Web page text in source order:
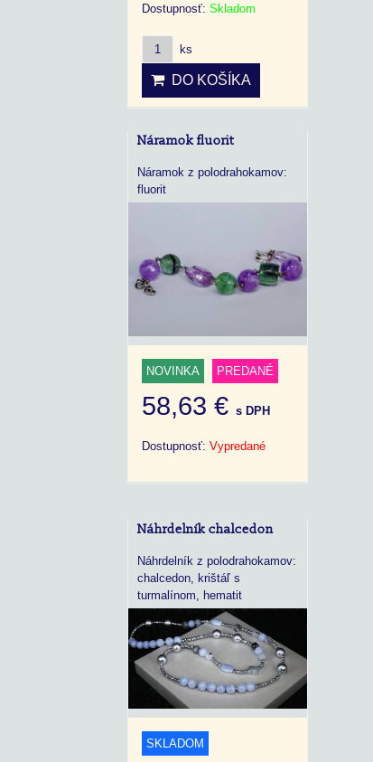
Dostupnosť: Skladom
ks
DO KOŠÍKA
Náramok fluorit
Náramok z polodrahokamov:
fluorit
NOVINKA PREDANÉ
58,63 € s DPH
Dostupnosť: Vypredané
Náhrdelník chalcedon
Náhrdelník z polodrahokamov:
chalcedon, krištáľ s
turmalínom, hematit
SKLADOM